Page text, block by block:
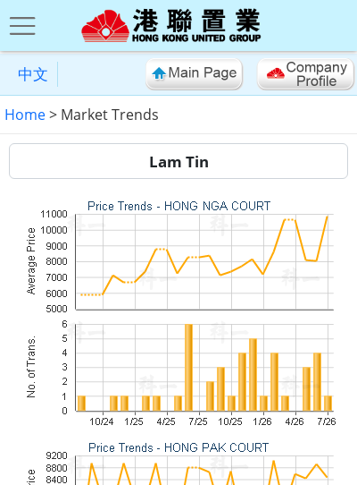
中文
Home> Market Trends